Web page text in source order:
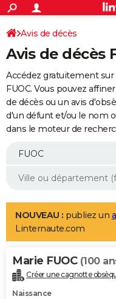
ACTUALITÉS
Politique
Société
Faits Divers
Education
Monde
Villes
+
SPORT
Coupe du monde 2026
Football
Tennis
Cyclisme
Rugby
Forum
Programme TV
TNT
Streaming
Cinéma
Sorties cinéma
Musique
+
FINANCE
Retraite
Impôts
Epargne
Immobilier
Risques naturels par ville
Banque
Assurance
Crédit
AUTO
Essais
Réserver un essai
Citadines
Berlines
SUV
Forum auto
+
Mobiles
Meilleur smartphone
Internet
Ordinateurs
Jeux vidéo
Guide high-tech
Aménagement intérieur
LIFESTYLE
Art de vivre
Bien-être
Loisirs
Mode
Modes de vie
Alimentation
Guide de la santé
Maladies
Médicaments
Sommeil
VOYAGE
Destinations
City break
Voyage nature
Voyage de noces
Forum
Climat
+PHOTO
Avis de décès
Avis de décès
Accédez gratuitement sur
FUOC. Vous pouvez
de décès ou un avis
d'un défunt et/ou le nom
dans le moteur de
NOUVEAU : publiez un
Linternaute.com
Marie FUOC (100
Créer une cagnotte
Naissance